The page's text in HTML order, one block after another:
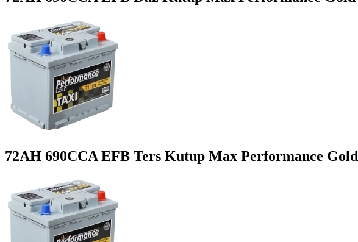
72AH 690CCA EFB Ters Kutup Max Performance Gold